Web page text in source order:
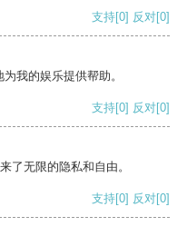
支持[0] 反对[0]
我的娱乐提供帮助。
支持[0] 反对[0]
了无限的隐私和自由。
支持[0] 反对[0]